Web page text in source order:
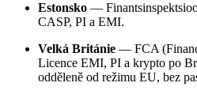
Estonsko —
CASP, PI a EMI.
Velká Británie — FCA
Licence EMI, PI a krypto po
odděleně od režimu EU, bez